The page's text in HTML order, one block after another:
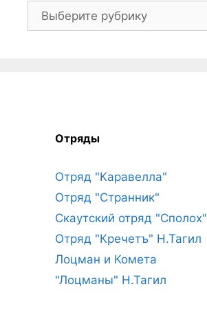
Рубрики
Отряды
Отряд "Каравелла"
Отряд "Странник"
Скаутский отряд "Сполох"
Отряд "Кречетъ" Н.Тагил
Лоцман и Комета
"Лоцманы" Н.Тагил